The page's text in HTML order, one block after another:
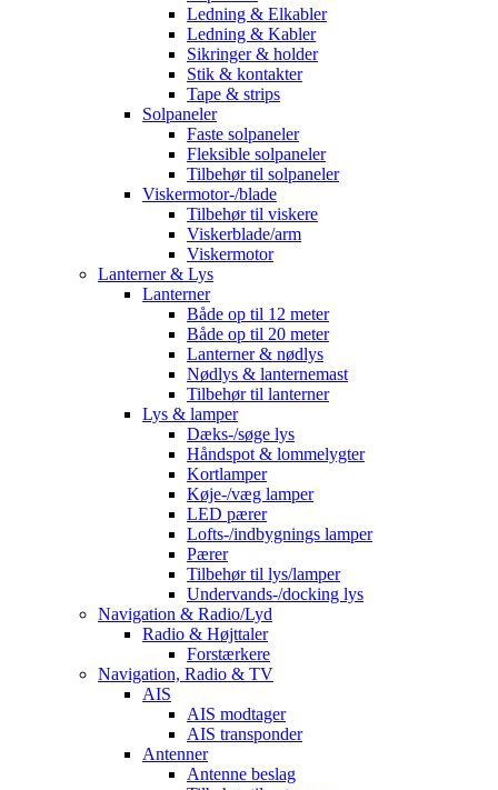
Ledning & Elkabler
Ledning & Kabler
Sikringer & holder
Stik & kontakter
Tape & strips
Solpaneler
Faste solpaneler
Fleksible solpaneler
Tilbehør til solpaneler
Viskermotor-/blade
Tilbehør til viskere
Viskerblade/arm
Viskermotor
Lanterner & Lys
Lanterner
Både op til 12 meter
Både op til 20 meter
Lanterner & nødlys
Nødlys & lanternemast
Tilbehør til lanterner
Lys & lamper
Dæks-/søge lys
Håndspot & lommelygter
Kortlamper
Køje-/væg lamper
LED pærer
Lofts-/indbygnings lamper
Pærer
Tilbehør til lys/lamper
Undervands-/docking lys
Navigation & Radio/Lyd
Radio & Højttaler
Forstærkere
Navigation, Radio & TV
AIS
AIS modtager
AIS transponder
Antenner
Antenne beslag